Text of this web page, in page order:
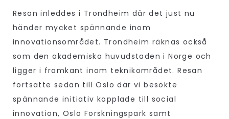
Resan inleddes i Trondheim där det just nu
händer mycket spännande inom
innovationsområdet. Trondheim räknas också
som den akademiska huvudstaden i Norge och
ligger i framkant inom teknikområdet. Resan
fortsatte sedan till Oslo där vi besökte
spännande initiativ kopplade till social
innovation, Oslo Forskningspark samt